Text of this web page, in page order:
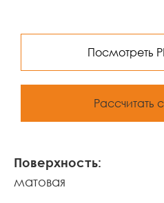
Посмотреть
Рассчитать
Поверхность:
матовая